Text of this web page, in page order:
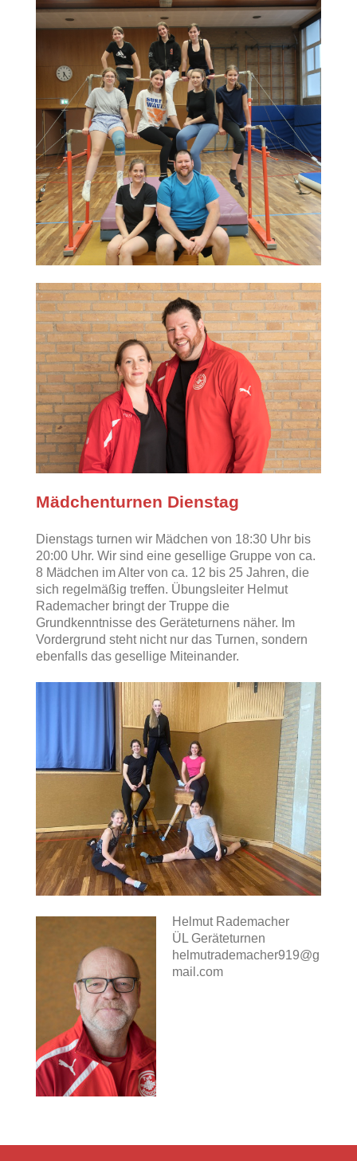
Mädchenturnen Dienstag
Dienstags turnen wir Mädchen von 18:30 Uhr bis
20:00 Uhr. Wir sind eine gesellige Gruppe von ca.
8 Mädchen im Alter von ca. 12 bis 25 Jahren, die
sich regelmäßig treffen. Übungsleiter Helmut
Rademacher bringt der Truppe die
Grundkenntnisse des Geräteturnens näher. Im
Vordergrund steht nicht nur das Turnen, sondern
ebenfalls das gesellige Miteinander.
Helmut Rademacher
ÜL Geräteturnen
helmutrademacher919@g
mail.com